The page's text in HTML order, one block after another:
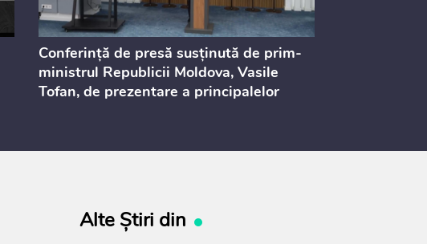
Conferință de presă susținută de prim-
ministrul Republicii Moldova, Vasile
Tofan, de prezentare a principalelor
consultărilor publice
Alte Știri din